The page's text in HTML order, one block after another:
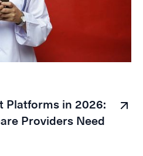
Platforms in 2026:
Providers Need